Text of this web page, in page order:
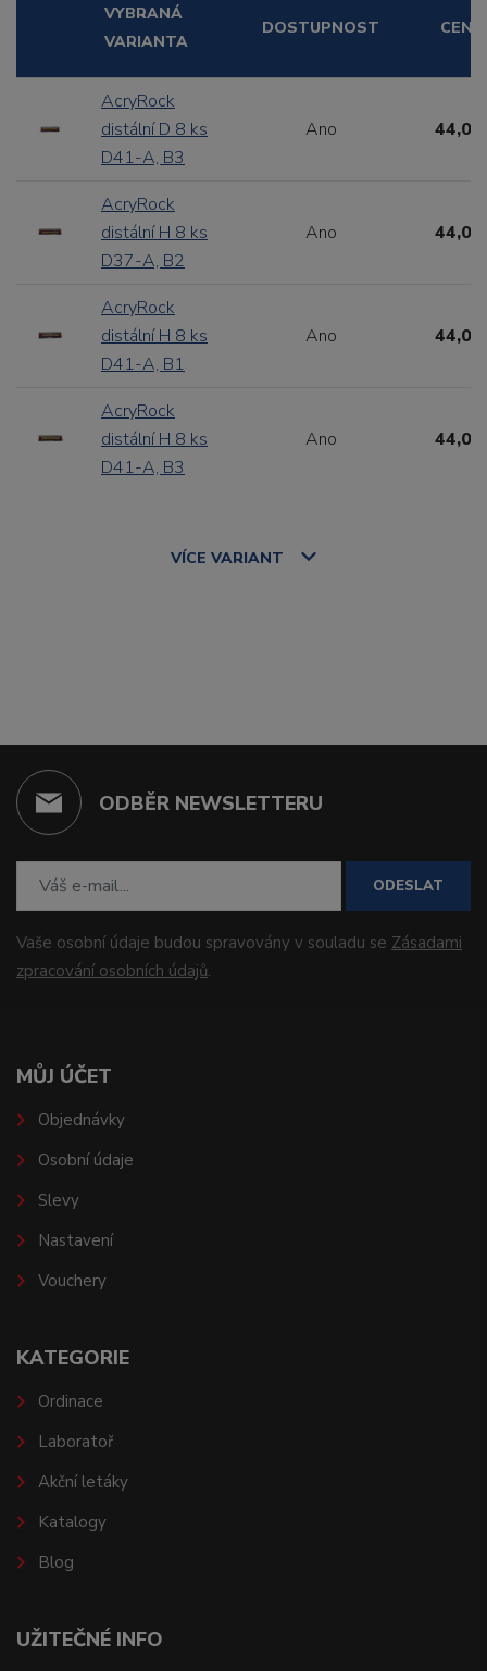
VYBRANÁ
VARIANTA
DOSTUPNOST CENA
AcryRock
distální D 8 ks
D41-A, B3
Ano 44,00
AcryRock
distální H 8 ks
D37-A, B2
Ano 44,00
AcryRock
distální H 8 ks
D41-A, B1
Ano 44,00
AcryRock
distální H 8 ks
D41-A, B3
Ano 44,00
VÍCE VARIANT
ODBĚR NEWSLETTERU
ODESLAT
Vaše osobní údaje budou spravovány v souladu se Zásadami
zpracování osobních údajů.
MŮJ ÚČET
Objednávky
Osobní údaje
Slevy
Nastavení
Vouchery
KATEGORIE
Ordinace
Laboratoř
Akční letáky
Katalogy
Blog
UŽITEČNÉ INFO